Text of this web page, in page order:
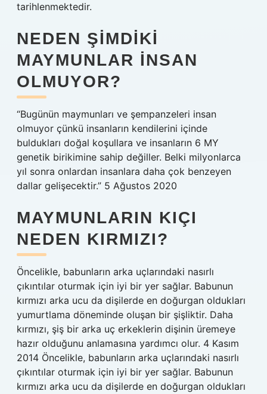
tarihlenmektedir.
NEDEN ŞIMDIKI
MAYMUNLAR INSAN
OLMUYOR?
“Bugünün maymunları ve şempanzeleri insan
olmuyor çünkü insanların kendilerini içinde
buldukları doğal koşullara ve insanların 6 MY
genetik birikimine sahip değiller. Belki milyonlarca
yıl sonra onlardan insanlara daha çok benzeyen
dallar gelişecektir.” 5 Ağustos 2020
MAYMUNLARIN KIÇI
NEDEN KIRMIZI?
Öncelikle, babunların arka uçlarındaki nasırlı
çıkıntılar oturmak için iyi bir yer sağlar. Babunun
kırmızı arka ucu da dişilerde en doğurgan oldukları
yumurtlama döneminde oluşan bir şişliktir. Daha
kırmızı, şiş bir arka uç erkeklerin dişinin üremeye
hazır olduğunu anlamasına yardımcı olur. 4 Kasım
2014 Öncelikle, babunların arka uçlarındaki nasırlı
çıkıntılar oturmak için iyi bir yer sağlar. Babunun
kırmızı arka ucu da dişilerde en doğurgan oldukları